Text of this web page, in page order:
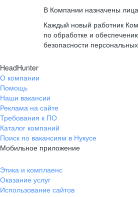
В Компании назначены
Каждый новый работник
по обработке и
безопасности
HeadHunter
О компании
Помощь
Наши вакансии
Реклама на сайте
Требования к ПО
Каталог компаний
Поиск по вакансиям в Нукусе
Мобильное приложение
Этика и комплаенс
Оказание услуг
Использование сайтов